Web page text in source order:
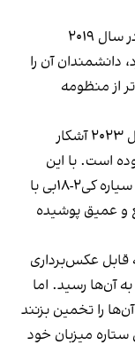
پیشتر هم زمانی که تلسکوپ فضایی هابل در سال ۲۰۱۹
دانشمندان آن را
از منظومه
اما مشاهدات بعدی تیم مادوسودان در سال ۲۰۲۳ آشکار
است. با این
حال، آن‌ها استدلال کردند که ویژگی‌های کلی سیاره کی‌۲-۱۸بی با
و عمیق پوشیده
قابل عکس‌برداری
آن‌ها رسید. اما
را تخمین بزنند
ستاره میزبان خود